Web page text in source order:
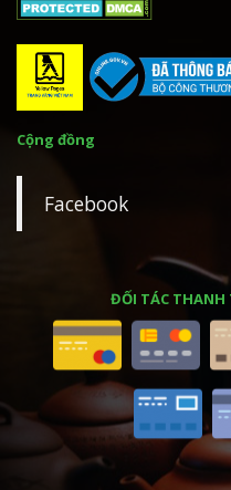
Cộng đồng
Facebook
ĐỐI TÁC THANH